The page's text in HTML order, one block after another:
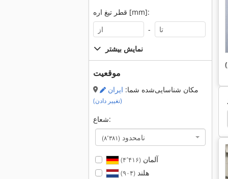
قطر تیغ اره [mm]:
-
نمایش بیشتر
موقعیت
مکان شناسایی‌شده شما: ایران
(تغییر دادن)
شعاع:
نامحدود (۸٬۳۸۱)
آلمان(۴٬۴۱۶)
هلند(۹۰۴)
Locatelli